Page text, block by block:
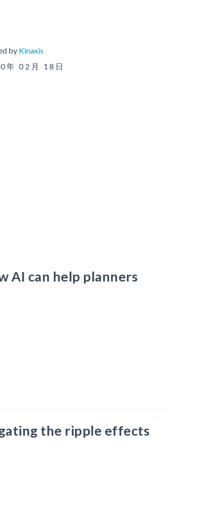
by Kinaxis
年 02月 18日
AI can help planners
the ripple effects